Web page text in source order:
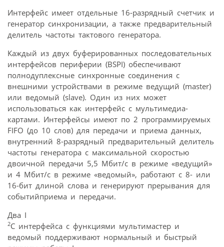
Интерфейс имеет отдельные 16-разрядный счетчик и
генератор синхронизации, а также предварительный
делитель частоты тактового генератора.
Каждый из двух буферированных последовательных
интерфейсов периферии (BSPI) обеспечивают
полнодуплексные синхронные соединения с
внешними устройствами в режиме ведущий (master)
или ведомый (slave). Один из них может
использоваться как интерфейс с мультимедиа-
картами. Интерфейсы имеют по 2 программируемых
FIFO (до 10 слов) для передачи и приема данных,
внутренний 8-разрядный предварительный делитель
частоты генератора с максимальной скоростью
двоичной передачи 5,5 Мбит/с в режиме «ведущий»
и 4 Мбит/c в режиме «ведомый», работают с 8- или
16-бит длиной слова и генерируют прерывания для
событийприема и передачи.
Два I
2C интерфейса с функциями мультимастер и
ведомый поддерживают нормальный и быстрый